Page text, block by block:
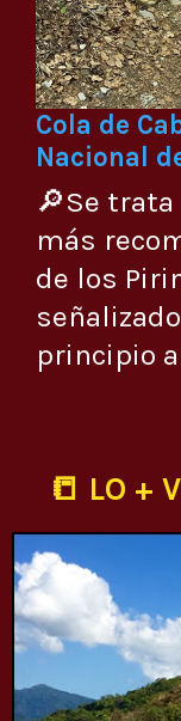
Cola de
Nacional
🔎Se
más
de los
principio
📒 LO +